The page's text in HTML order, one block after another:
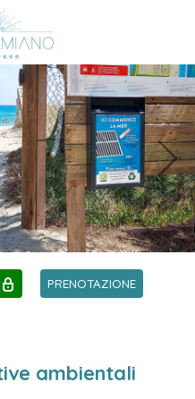
PRENOTAZIONE
ambientali